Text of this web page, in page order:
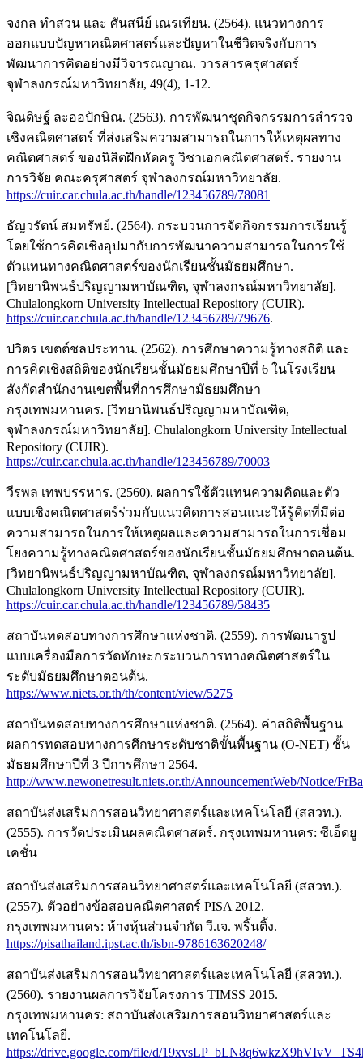
จงกล ทำสวน และ ศันสนีย์ เณรเทียน. (2564). แนวทางการ
ออกแบบปัญหาคณิตศาสตร์และปัญหาในชีวิตจริงกับการ
พัฒนาการคิดอย่างมีวิจารณญาณ. วารสารครุศาสตร์
จุฬาลงกรณ์มหาวิทยาลัย, 49(4), 1-12.
จิณดิษฐ์ ละออปักษิณ. (2563). การพัฒนาชุดกิจกรรมการสำรวจ
เชิงคณิตศาสตร์ ที่ส่งเสริมความสามารถในการให้เหตุผลทาง
คณิตศาสตร์ ของนิสิตฝึกหัดครู วิชาเอกคณิตศาสตร์. รายงาน
การวิจัย คณะครุศาสตร์ จุฬาลงกรณ์มหาวิทยาลัย.
https://cuir.car.chula.ac.th/handle/123456789/78081
ธัญวรัตน์ สมทรัพย์. (2564). กระบวนการจัดกิจกรรมการเรียนรู้
โดยใช้การคิดเชิงอุปมากับการพัฒนาความสามารถในการใช้
ตัวแทนทางคณิตศาสตร์ของนักเรียนชั้นมัธยมศึกษา.
[วิทยานิพนธ์ปริญญามหาบัณฑิต, จุฬาลงกรณ์มหาวิทยาลัย].
Chulalongkorn University Intellectual Repository (CUIR).
https://cuir.car.chula.ac.th/handle/123456789/79676.
ปวิตร เขตต์ชลประทาน. (2562). การศึกษาความรู้ทางสถิติ และ
การคิดเชิงสถิติของนักเรียนชั้นมัธยมศึกษาปีที่ 6 ในโรงเรียน
สังกัดสำนักงานเขตพื้นที่การศึกษามัธยมศึกษา
กรุงเทพมหานคร. [วิทยานิพนธ์ปริญญามหาบัณฑิต,
จุฬาลงกรณ์มหาวิทยาลัย]. Chulalongkorn University Intellectual
Repository (CUIR).
https://cuir.car.chula.ac.th/handle/123456789/70003
วีรพล เทพบรรหาร. (2560). ผลการใช้ตัวแทนความคิดและตัว
แบบเชิงคณิตศาสตร์ร่วมกับแนวคิดการสอนแนะให้รู้คิดที่มีต่อ
ความสามารถในการให้เหตุผลและความสามารถในการเชื่อม
โยงความรู้ทางคณิตศาสตร์ของนักเรียนชั้นมัธยมศึกษาตอนต้น.
[วิทยานิพนธ์ปริญญามหาบัณฑิต, จุฬาลงกรณ์มหาวิทยาลัย].
Chulalongkorn University Intellectual Repository (CUIR).
https://cuir.car.chula.ac.th/handle/123456789/58435
สถาบันทดสอบทางการศึกษาแห่งชาติ. (2559). การพัฒนารูป
แบบเครื่องมือการวัดทักษะกระบวนการทางคณิตศาสตร์ใน
ระดับมัธยมศึกษาตอนต้น.
https://www.niets.or.th/th/content/view/5275
สถาบันทดสอบทางการศึกษาแห่งชาติ. (2564). ค่าสถิติพื้นฐาน
ผลการทดสอบทางการศึกษาระดับชาติขั้นพื้นฐาน (O-NET) ชั้น
มัธยมศึกษาปีที่ 3 ปีการศึกษา 2564.
http://www.newonetresult.niets.or.th/AnnouncementWeb/Notice/
สถาบันส่งเสริมการสอนวิทยาศาสตร์และเทคโนโลยี (สสวท.).
(2555). การวัดประเมินผลคณิตศาสตร์. กรุงเทพมหานคร: ซีเอ็ดยู
เคชั่น
สถาบันส่งเสริมการสอนวิทยาศาสตร์และเทคโนโลยี (สสวท.).
(2557). ตัวอย่างข้อสอบคณิตศาสตร์ PISA 2012.
กรุงเทพมหานคร: ห้างหุ้นส่วนจำกัด วี.เจ. พริ้นติ้ง.
https://pisathailand.ipst.ac.th/isbn-9786163620248/
สถาบันส่งเสริมการสอนวิทยาศาสตร์และเทคโนโลยี (สสวท.).
(2560). รายงานผลการวิจัยโครงการ TIMSS 2015.
กรุงเทพมหานคร: สถาบันส่งเสริมการสอนวิทยาศาสตร์และ
เทคโนโลยี.
https://drive.google.com/file/d/